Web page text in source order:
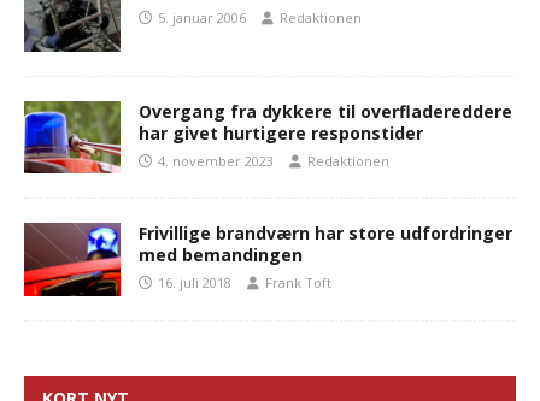
5. januar 2006 Redaktionen
Overgang fra dykkere til overfladereddere
har givet hurtigere responstider
4. november 2023 Redaktionen
Frivillige brandværn har store udfordringer
med bemandingen
16. juli 2018 Frank Toft